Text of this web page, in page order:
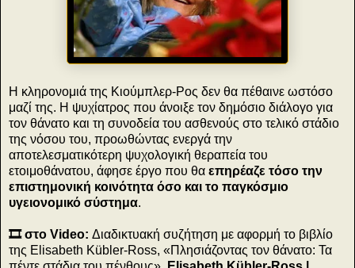
Η κληρονομιά της Κιούμπλερ-Ρος δεν θα πέθαινε ωστόσο
μαζί της. Η ψυχίατρος που άνοιξε τον δημόσιο διάλογο για
τον θάνατο και τη συνοδεία του ασθενούς στο τελικό στάδιο
της νόσου του, προωθώντας ενεργά την
αποτελεσματικότερη ψυχολογική θεραπεία του
ετοιμοθάνατου, άφησε έργο που θα επηρέαζε τόσο την
επιστημονική κοινότητα όσο και το παγκόσμιο
υγειονομικό σύστημα.
🎞️ στο Video: Διαδικτυακή συζήτηση με αφορμή το βιβλίο
της Elisabeth Kübler-Ross, «Πλησιάζοντας τον θάνατο: Τα